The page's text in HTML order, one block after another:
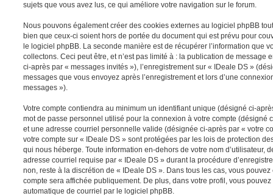
sujets que vous avez lus, ce qui améliore votre navigation sur le forum.
Nous pouvons également créer des cookies externes au logiciel phpBB
bien que ceux-ci soient hors de portée du document qui est prévu pour
le logiciel phpBB. La seconde manière est de récupérer l’information que
collectons. Ceci peut être, et n’est pas limité à : la publication de message
ci-après par « messages invités »), l’enregistrement sur « IDeale DS »
messages que vous envoyez après l’enregistrement et lors d’une
messages »).
Votre compte contiendra au minimum un identifiant unique (désigné ci-
mot de passe personnel utilisé pour la connexion à votre compte (désigné
et une adresse courriel personnelle valide (désignée ci-après par « votre
votre compte sur « IDeale DS » sont protégées par les lois de protection
qui nous héberge. Toute information en-dehors de votre nom d’utilisateur,
adresse courriel requise par « IDeale DS » durant la procédure
non, reste à la discrétion de « IDeale DS ». Dans tous les cas, vous
compte sera affichée publiquement. De plus, dans votre profil, vous
automatique de courriel par le logiciel phpBB.